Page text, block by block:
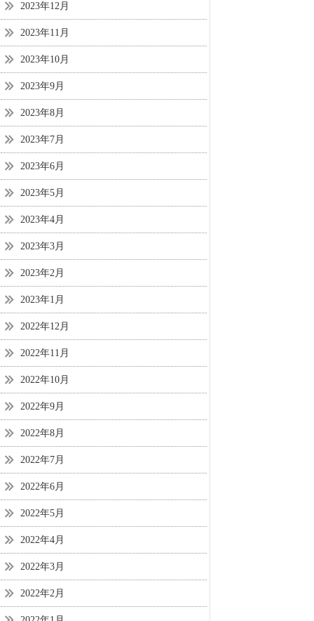
2023年12月
2023年11月
2023年10月
2023年9月
2023年8月
2023年7月
2023年6月
2023年5月
2023年4月
2023年3月
2023年2月
2023年1月
2022年12月
2022年11月
2022年10月
2022年9月
2022年8月
2022年7月
2022年6月
2022年5月
2022年4月
2022年3月
2022年2月